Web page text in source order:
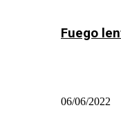
Fuego
06/06/2022